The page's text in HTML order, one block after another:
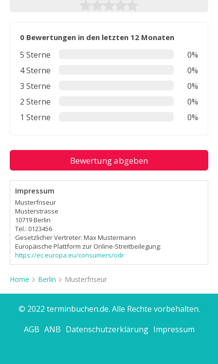
0 Bewertungen in den letzten 12 Monaten
5 Sterne
0%
4 Sterne
0%
3 Sterne
0%
2 Sterne
0%
1 Sterne
0%
Bewertung abgeben
Impressum
Musterfriseur
Musterstrasse
10719 Berlin
Tel.: 0123456
Gesetzlicher Vertreter: Max Mustermann
Europäische Plattform zur Online-Streitbeilegung:
https://ec.europa.eu/consumers/odr
Home Berlin Musterfriseur
© 2022 terminbuchen.de. Alle Rechte vorbehalten.
AGB ANB Datenschutzerklärung Impressum